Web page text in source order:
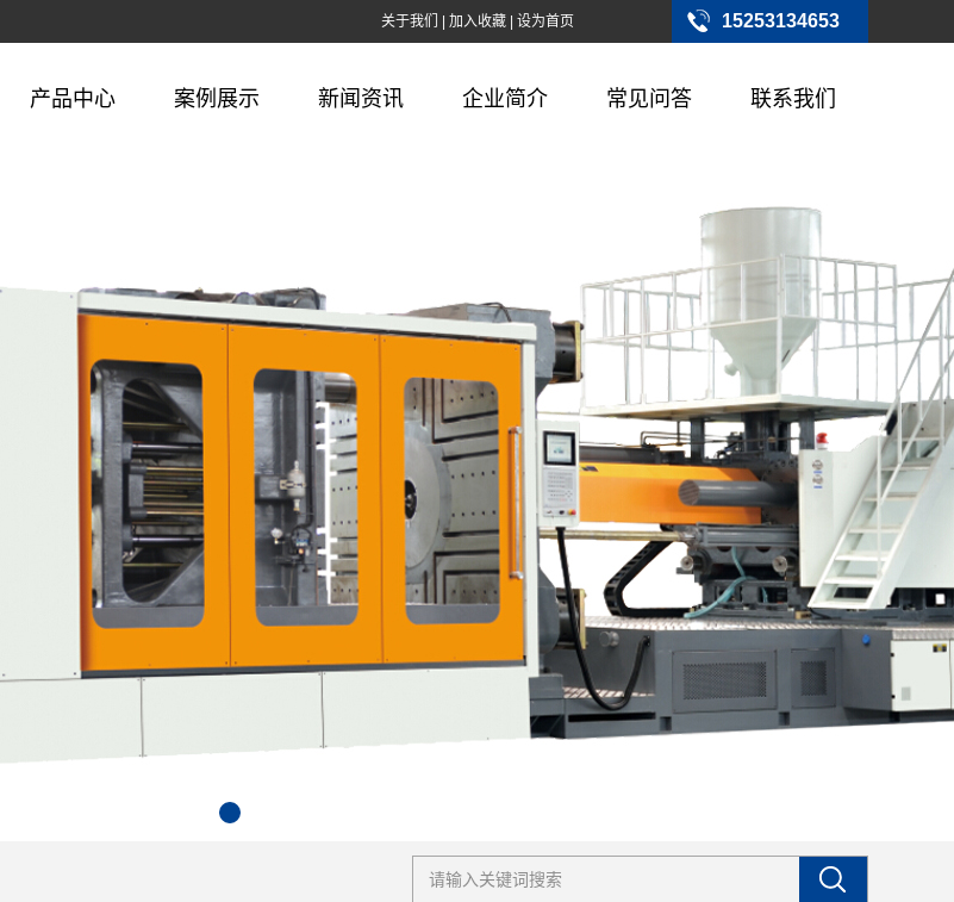
15253134653
关于我们 加入收藏 设为首页
产品中心
配件耗材
模具及产品加工
案例展示
日用品行业
五金行业
医疗行业
新闻资讯 企业简介 常见问答 联系我们